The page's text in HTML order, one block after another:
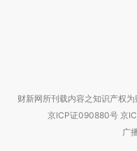
财新网所刊载内容之知识产权
京ICP证090880号 京
广